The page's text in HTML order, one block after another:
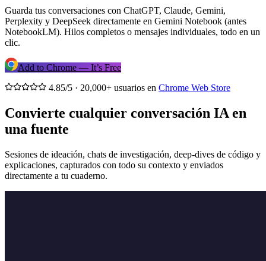
Guarda tus conversaciones con ChatGPT, Claude, Gemini,
Perplexity y DeepSeek directamente en Gemini Notebook (antes
NotebookLM). Hilos completos o mensajes individuales, todo en un
clic.
Add to Chrome — It’s Free
4.85/5 · 20,000+ usuarios en Chrome Web Store
Convierte cualquier conversación IA en
una fuente
Sesiones de ideación, chats de investigación, deep-dives de código y
explicaciones, capturados con todo su contexto y enviados
directamente a tu cuaderno.